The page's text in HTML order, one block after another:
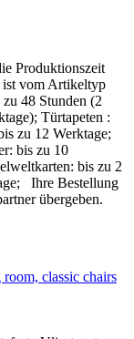
Produktionszeit
ist vom Artikeltyp
48 Stunden (2
Türtapeten :
zu 12 Werktage;
bis zu 10
bis zu 2
Ihre Bestellung
übergeben.